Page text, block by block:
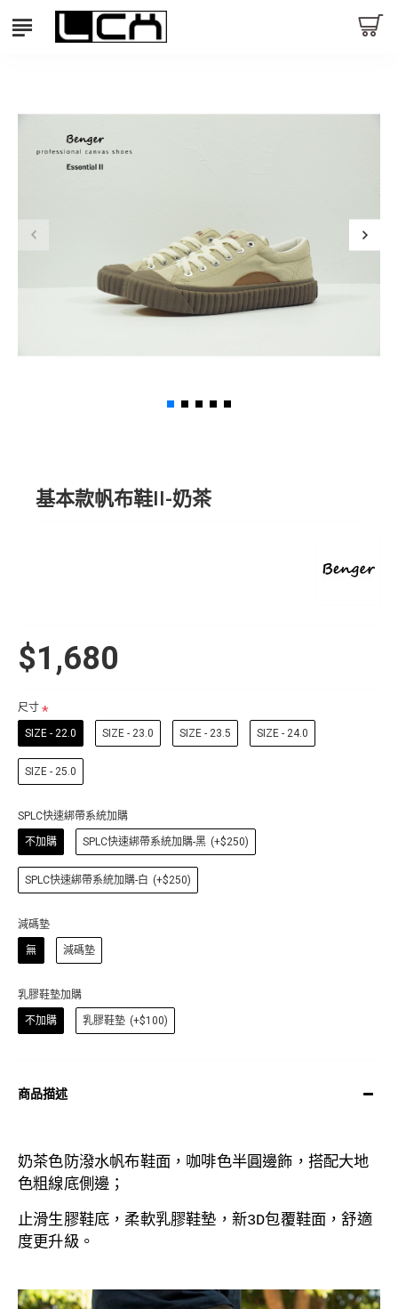
基本款帆布鞋II-奶茶
$1,680
尺寸
SIZE - 22.0 SIZE - 23.0 SIZE - 23.5 SIZE - 24.0
SIZE - 25.0
SPLC快速綁帶系統加購
不加購 SPLC快速綁帶系統加購-黑 (+$250)
SPLC快速綁帶系統加購-白 (+$250)
減碼墊
無 減碼墊
乳膠鞋墊加購
不加購 乳膠鞋墊 (+$100)
商品描述
奶茶色 防潑水帆布鞋面，咖啡色半圓邊飾 ，搭配大地
色粗線底側邊；
止滑生膠鞋底， 柔軟乳膠鞋墊， 新3D包覆鞋面，舒適
度更升級。